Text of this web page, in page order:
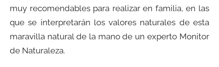
muy recomendables para realizar en familia, en las
que se interpretarán los valores naturales de esta
maravilla natural de la mano de un experto Monitor
de Naturaleza.